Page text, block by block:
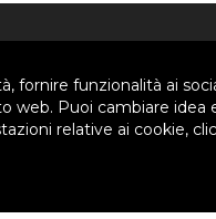
fornire funzionalità ai
web. Puoi cambiare idea
relative ai cookie,
Giovanile
salesiana